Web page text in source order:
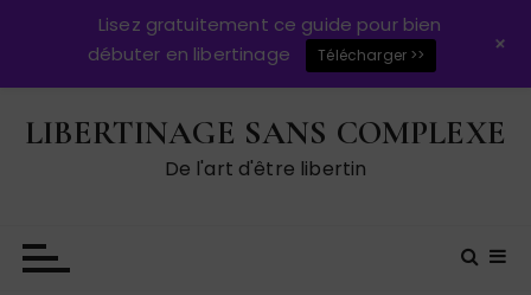
LIBERTINAGE SANS COMPLEXE
De l'art d'être libertin
Lisez gratuitement ce guide pour bien
débuter en libertinage
Télécharger >> +